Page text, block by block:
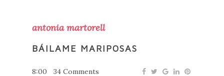
antonia martorell
BÁILAME MARIPOSAS
8:00 34 Comments